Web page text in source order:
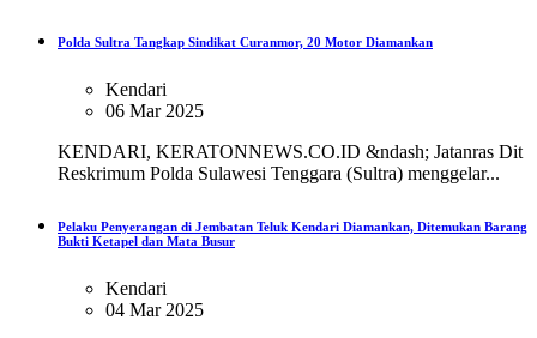
Polda Sultra Tangkap Sindikat Curanmor, 20 Motor Diamankan
Kendari
06 Mar 2025
KENDARI, KERATONNEWS.CO.ID &ndash; Jatanras Dit
Reskrimum Polda Sulawesi Tenggara (Sultra) menggelar...
Pelaku Penyerangan di Jembatan Teluk Kendari Diamankan, Ditemukan Barang
Bukti Ketapel dan Mata Busur
Kendari
04 Mar 2025